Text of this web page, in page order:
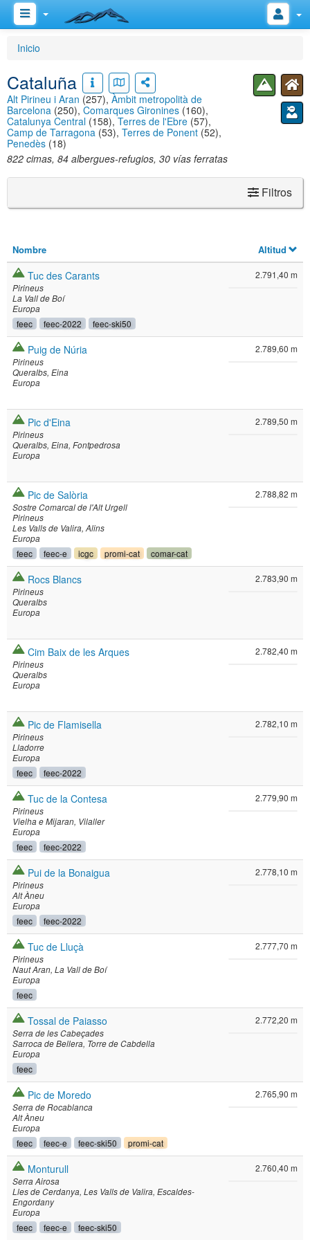
Inicio
Cataluña
Alt Pirineu i Aran (257), Àmbit metropolità de
Barcelona (250), Comarques Gironines (160),
Catalunya Central (158), Terres de l'Ebre (57),
Camp de Tarragona (53), Terres de Ponent (52),
Penedès (18)
822 cimas, 84 albergues-refugios, 30 vías ferratas
Filtros
Nombre Altitud
Tuc des Carants
Pirineus
La Vall de Boí
Europa
feec feec-2022 feec-ski50
2.791,40 m
Puig de Núria
Pirineus
Queralbs Eina
Europa
2.789,60 m
Pic d'Eina
Pirineus
Queralbs Eina Fontpedrosa
Europa
2.789,50 m
Pic de Salòria
Sostre Comarcal de l'Alt Urgell
Pirineus
Les Valls de Valira Alins
Europa
feec feec-e icgc promi-cat comar-cat
2.788,82 m
Rocs Blancs
Pirineus
Queralbs
Europa
2.783,90 m
Cim Baix de les Arques
Pirineus
Queralbs
Europa
2.782,40 m
Pic de Flamisella
Pirineus
Lladorre
Europa
feec feec-2022
2.782,10 m
Tuc de la Contesa
Pirineus
Vielha e Mijaran Vilaller
Europa
feec feec-2022
2.779,90 m
Pui de la Bonaigua
Pirineus
Alt Àneu
Europa
feec feec-2022
2.778,10 m
Tuc de Lluçà
Pirineus
Naut Aran La Vall de Boí
Europa
feec
2.777,70 m
Tossal de Paiasso
Serra de les Cabeçades
Sarroca de Bellera Torre de Cabdella
Europa
feec
2.772,20 m
Pic de Moredo
Serra de Rocablanca
Alt Àneu
Europa
feec feec-e feec-ski50 promi-cat
2.765,90 m
Monturull
Serra Airosa
Lles de Cerdanya Les Valls de Valira Escaldes-
Engordany
Europa
feec feec-e feec-ski50
2.760,40 m